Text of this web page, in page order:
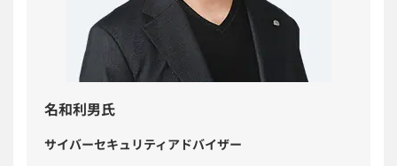
名和利男氏
サイバーセキュリティアドバイザー